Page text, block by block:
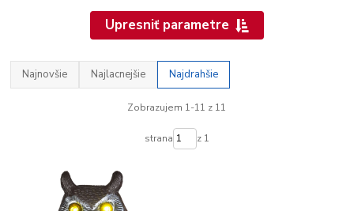
Upresniť parametre
Najnovšie Najlacnejšie Najdrahšie
Zobrazujem 1-11 z 11
strana z 1